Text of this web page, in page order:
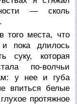
— сколь
того места, что
пока длилось
суку, которая
по-волчьи
у нее и губа
впиться белые
протяжное